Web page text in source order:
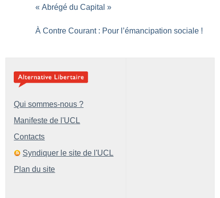
« Abrégé du Capital »
À Contre Courant : Pour l’émancipation sociale !
Qui sommes-nous ?
Manifeste de l'UCL
Contacts
Syndiquer le site de l'UCL
Plan du site